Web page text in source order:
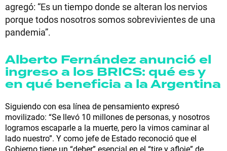
agregó: “Es un tiempo donde se alteran los nervios
porque todos nosotros somos sobrevivientes de una
pandemia”.
Alberto Fernández anunció el
ingreso a los BRICS: qué es y
en qué beneficia a la Argentina
Siguiendo con esa línea de pensamiento expresó
movilizado: “Se llevó 10 millones de personas, y nosotros
logramos escaparle a la muerte, pero la vimos caminar al
lado nuestro”. Y como jefe de Estado reconoció que el
Gobierno tiene un “deber” esencial en el “tire y afloje” de